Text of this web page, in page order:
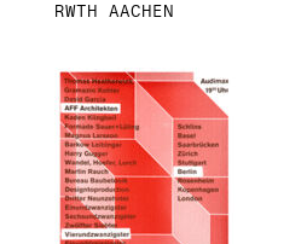
RWTH AACHEN